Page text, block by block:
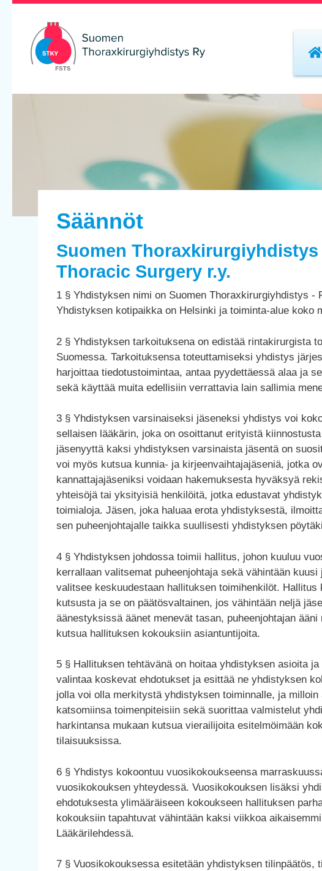
Säännöt
Suomen
Thoracic Surgery r.y.
1 § Yhdistyksen nimi on Suomen Thoraxkirurgiyhdistys -
Yhdistyksen kotipaikka on Helsinki ja toiminta-alue koko
2 § Yhdistyksen tarkoituksena on edistää rintakirurgista
Suomessa. Tarkoituksensa toteuttamiseksi yhdistys
harjoittaa tiedotustoimintaa, antaa pyydettäessä alaa ja
sekä käyttää muita edellisiin verrattavia lain sallimia
3 § Yhdistyksen varsinaiseksi jäseneksi yhdistys voi
sellaisen lääkärin, joka on osoittanut erityistä
jäsenyyttä kaksi yhdistyksen varsinaista jäsentä on
voi myös kutsua kunnia- ja kirjeenvaihtajajäseniä, jotka
kannattajajäseniksi voidaan hakemuksesta hyväksyä
yhteisöjä tai yksityisiä henkilöitä, jotka edustavat
toimialoja. Jäsen, joka haluaa erota yhdistyksestä,
sen puheenjohtajalle taikka suullisesti yhdistyksen
4 § Yhdistyksen johdossa toimii hallitus, johon kuuluu
kerrallaan valitsemat puheenjohtaja sekä vähintään
valitsee keskuudestaan hallituksen toimihenkilöt. Hallitus
kutsusta ja se on päätösvaltainen, jos vähintään neljä
äänestyksissä äänet menevät tasan, puheenjohtajan
kutsua hallituksen kokouksiin asiantuntijoita.
5 § Hallituksen tehtävänä on hoitaa yhdistyksen asioita
valintaa koskevat ehdotukset ja esittää ne yhdistyksen
jolla voi olla merkitystä yhdistyksen toiminnalle, ja
katsomiinsa toimenpiteisiin sekä suorittaa valmistelut
harkintansa mukaan kutsua vierailijoita esitelmöimään
tilaisuuksissa.
6 § Yhdistys kokoontuu vuosikokoukseensa
vuosikokouksen yhteydessä. Vuosikokouksen lisäksi
ehdotuksesta ylimääräiseen kokoukseen hallituksen
kokouksiin tapahtuvat vähintään kaksi viikkoa
Lääkärilehdessä.
7 § Vuosikokouksessa esitetään yhdistyksen tilinpäätös,